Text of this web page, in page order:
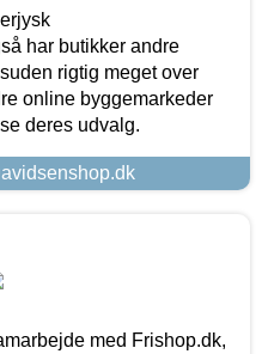
har butikker andre
rigtig meget over
online byggemarkeder
deres udvalg.
med Frishop.dk,